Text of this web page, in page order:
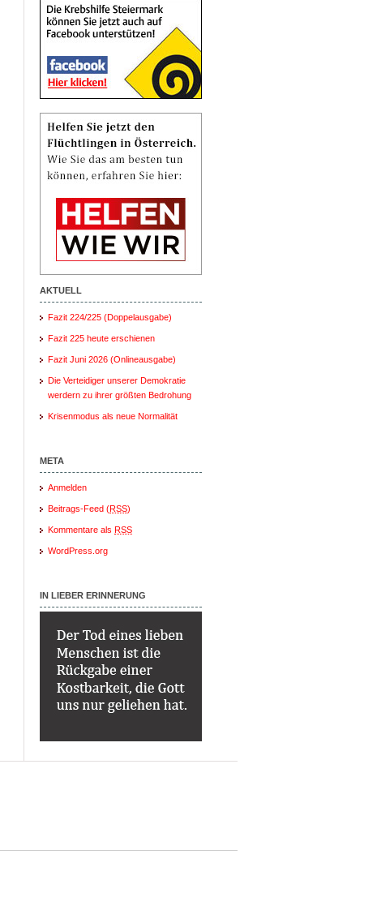
AKTUELL
Fazit 224/225 (Doppelausgabe)
Fazit 225 heute erschienen
Fazit Juni 2026 (Onlineausgabe)
Die Verteidiger unserer Demokratie
werdern zu ihrer größten Bedrohung
Krisenmodus als neue Normalität
META
Anmelden
Beitrags-Feed (RSS)
Kommentare als RSS
WordPress.org
IN LIEBER ERINNERUNG